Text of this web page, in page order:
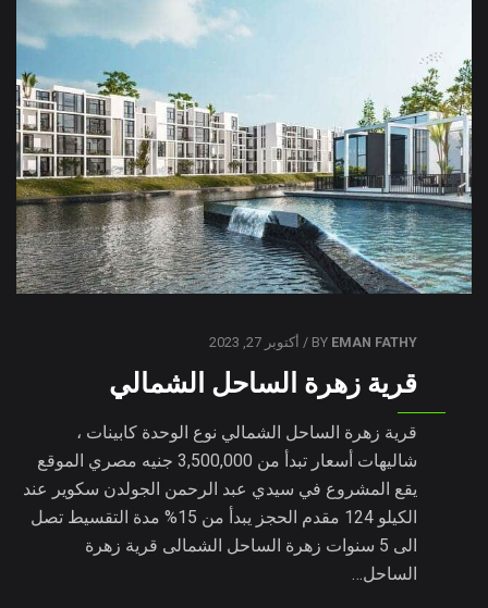
BY EMAN FATHY / أكتوبر 27, 2023
قرية زهرة الساحل الشمالي
قرية زهرة الساحل الشمالي نوع الوحدة كابينات ،
شاليهات أسعار تبدأ من 3,500,000 جنيه مصري الموقع
يقع المشروع في سيدي عبد الرحمن الجولدن سكوير عند
الكيلو 124 مقدم الحجز يبدأ من 15% مدة التقسيط تصل
الى 5 سنوات زهرة الساحل الشمالى قرية زهرة
الساحل…